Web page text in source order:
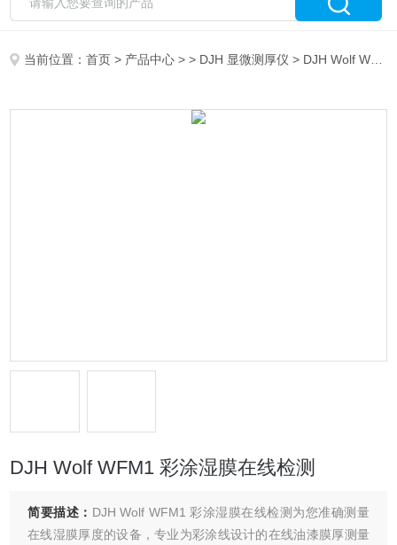
当前位置：首页 > 产品中心 > > DJH 显微测厚仪 > DJH Wolf WFM1 彩涂湿膜在线检测
DJH Wolf WFM1 彩涂湿膜在线检测
简要描述： DJH Wolf WFM1 彩涂湿膜在线检测为您准确测量
在线湿膜厚度的设备，专业为彩涂线设计的在线油漆膜厚测量